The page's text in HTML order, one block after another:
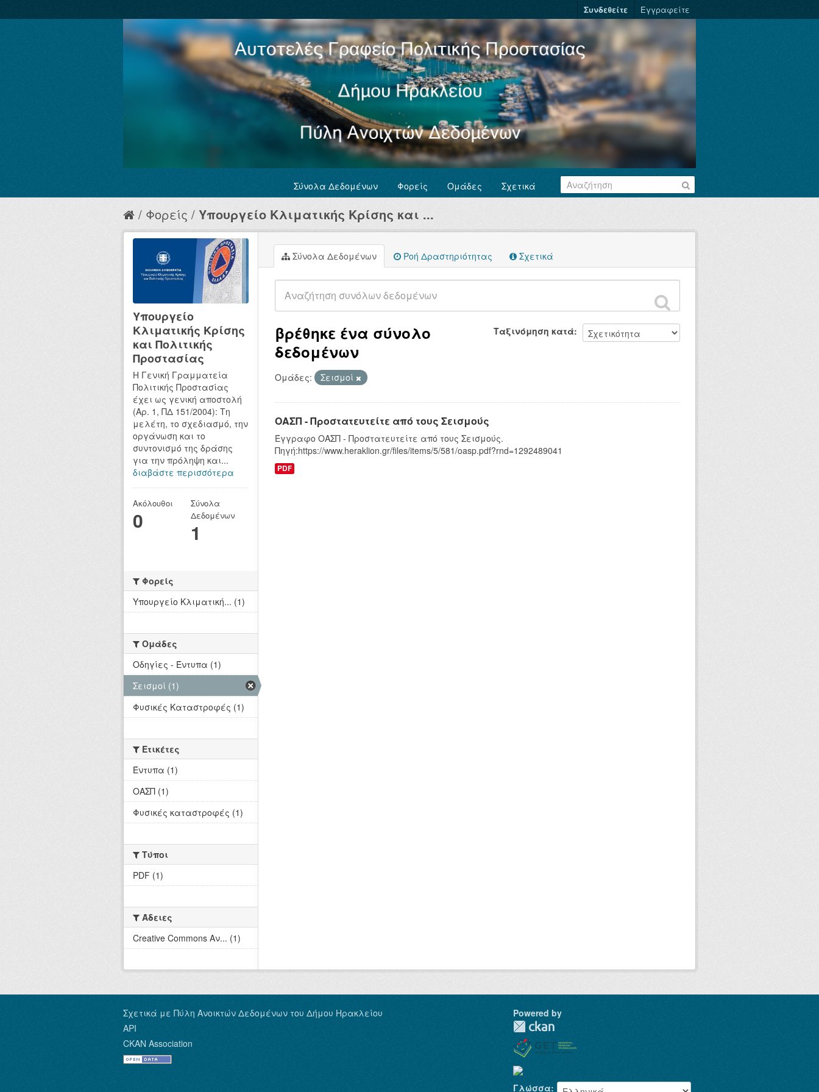
Συνδεθείτε Εγγραφείτε
Σύνολα Δεδομένων Φορείς Ομάδες Σχετικά
Φορείς Υπουργείο Κλιματικής Κρίσης και ...
Σύνολα Δεδομένων Ροή Δραστηριότητας Σχετικά
Ταξινόμηση κατά
βρέθηκε ένα σύνολο
δεδομένων
Ομάδες: Σεισμοί
ΟΑΣΠ - Προστατευτείτε από τους Σεισμούς
Έγγραφο ΟΑΣΠ - Προστατευτείτε από τους Σεισμούς.
Πηγή:https://www.heraklion.gr/files/items/5/581/oasp.pdf?rnd=1292489041
PDF
Υπουργείο
Κλιματικής Κρίσης
και Πολιτικής
Προστασίας
Η Γενική Γραμματεία
Πολιτικής Προστασίας
έχει ως γενική αποστολή
(Αρ. 1, ΠΔ 151/2004): Τη
μελέτη, το σχεδιασμό, την
οργάνωση και το
συντονισμό της δράσης
για την πρόληψη και...
διαβάστε περισσότερα
Ακόλουθοι
0
Σύνολα
Δεδομένων
1
Φορείς
Υπουργείο Κλιματική... (1)
Ομάδες
Οδηγίες - Έντυπα (1)
Σεισμοί (1)
Φυσικές Καταστροφές (1)
Ετικέτες
Έντυπα (1)
ΟΑΣΠ (1)
Φυσικές καταστροφές (1)
Τύποι
PDF (1)
Άδειες
Creative Commons Αν... (1)
Σχετικά με Πύλη Ανοικτών Δεδομένων του Δήμου Ηρακλείου
API
CKAN Association
Powered by
Γλώσσα